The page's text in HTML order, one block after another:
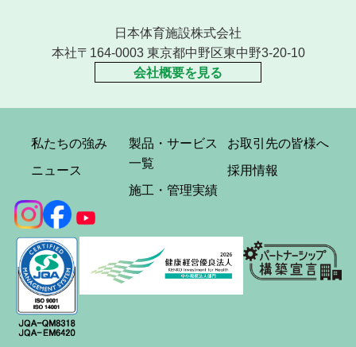
日本体育施設株式会社
本社〒164-0003 東京都中野区東中野3-20-10
会社概要を見る
私たちの強み
ニュース
製品・サービス
一覧
施工・管理実績
お取引先の皆様へ
採用情報